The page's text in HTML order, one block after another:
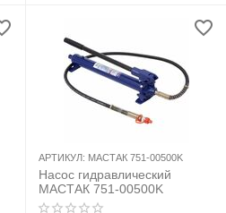
АРТИКУЛ: МАСТАК 751-00500K
Насос гидравлический
МАСТАК 751-00500K